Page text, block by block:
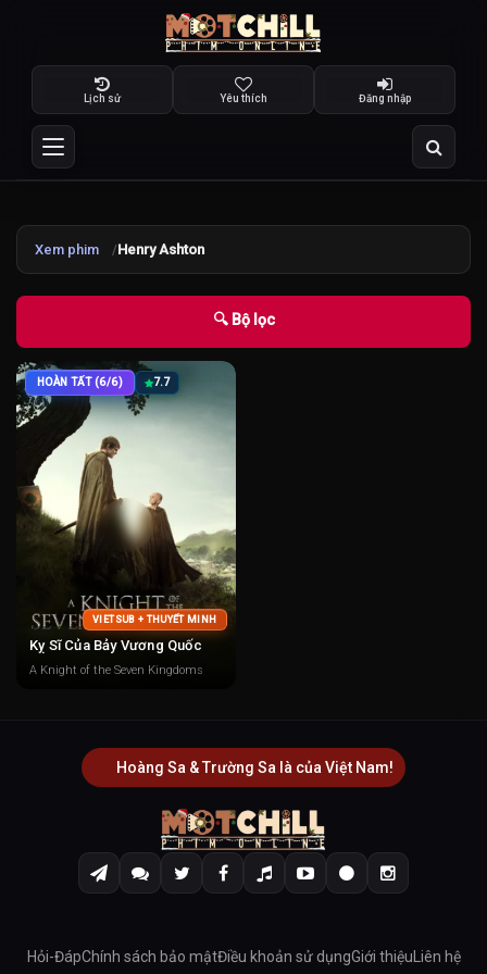
Lịch sử Yêu thích Đăng nhập
Xem phim Henry Ashton
🔍 Bộ lọc
HOÀN TẤT (6/6) 7.7
VIETSUB + THUYẾT MINH
Kỵ Sĩ Của Bảy Vương Quốc
A Knight of the Seven Kingdoms
Hoàng Sa & Trường Sa là của Việt Nam!
Hỏi-ĐápChính sách bảo mậtĐiều khoản sử dụngGiới thiệuLiên hệ